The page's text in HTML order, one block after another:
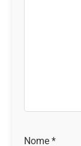
Nome *